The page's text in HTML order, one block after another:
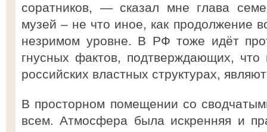
соратников, — сказал мне глава
музей – не что иное, как продолжение
незримом уровне. В РФ тоже идёт
гнусных фактов, подтверждающих, что
российских властных структурах,
В просторном помещении со
всем. Атмосфера была искренняя и